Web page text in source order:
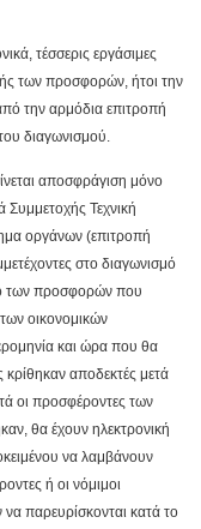
τέσσερις εργάσιμες
των προσφορών, ήτοι την
την αρμόδια επιτροπή
διαγωνισμού.
αποσφράγιση μόνο
Συμμετοχής Τεχνική
οργάνων (επιτροπή
στο διαγωνισμό
των προσφορών που
οικονομικών
και ώρα που θα
αποδεκτές μετά
οι προσφέροντες των
θα έχουν ηλεκτρονική
να λαμβάνουν
ή οι νόμιμοι
παρευρίσκονται κατά το